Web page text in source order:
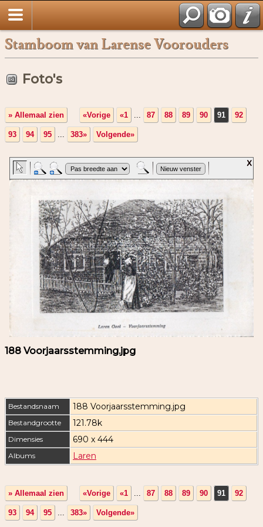
Stamboom van Larense Voorouders
Foto's
» Allemaal zien «Vorige «1 ... 87 88 89 90 91 92
93 94 95 ... 383» Volgende»
188 Voorjaarsstemming.jpg
Bestandsnaam 188 Voorjaarsstemming.jpg
Bestandgrootte 121.78k
Dimensies 690 x 444
Albums Laren
» Allemaal zien «Vorige «1 87 88 89 90 91 92
93 94 95 383» Volgende»